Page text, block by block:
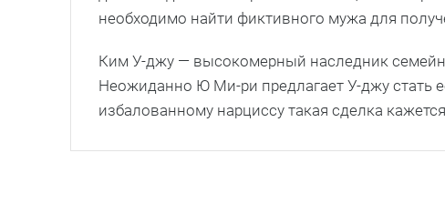
необходимо найти фиктивного мужа для
Ким У-джу — высокомерный наследник
Неожиданно Ю Ми-ри предлагает У-джу стать
избалованному нарциссу такая сделка